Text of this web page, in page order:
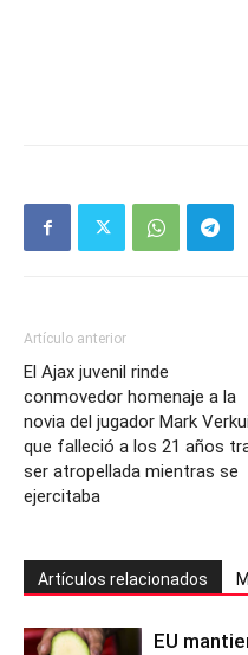
Artículo anterior
El Ajax juvenil rinde
conmovedor homenaje a la
novia del jugador Mark
que falleció a los 21 años
ser atropellada mientras se
ejercitaba
Artículos relacionados
EU